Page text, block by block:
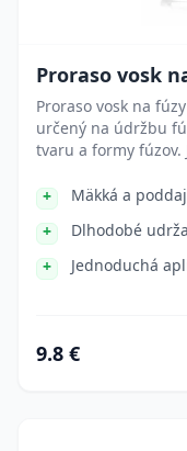
Proraso vosk
Proraso vosk na
určený na údržbu
tvaru a formy fúzov.
Mäkká a
Dlhodobé
Jednoduchá
9.8 €